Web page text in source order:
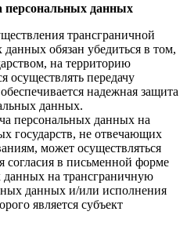
персональных данных
трансграничной
обязан убедиться в том,
на территорию
осуществлять передачу
надежная защита
данных.
персональных данных на
государств, не отвечающих
может осуществляться
согласия в письменной форме
данных на трансграничную
данных и/или исполнения
является субъект